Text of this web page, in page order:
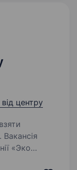
центру
«Эко